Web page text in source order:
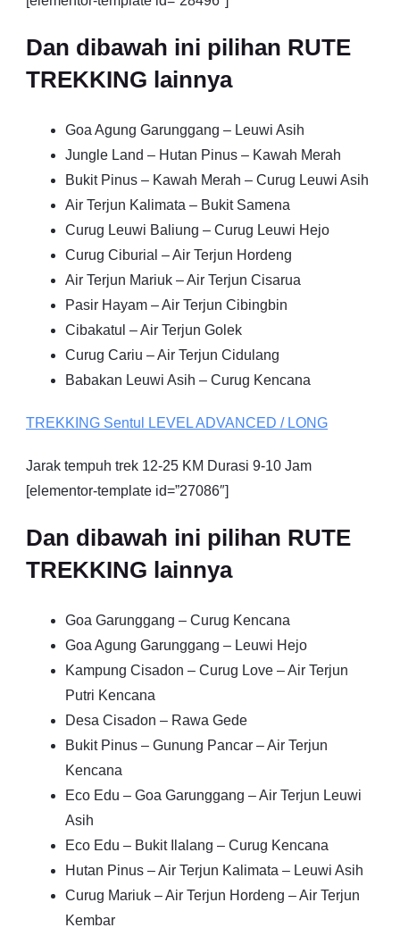
Dan dibawah ini pilihan RUTE
TREKKING lainnya
Goa Agung Garunggang – Leuwi Asih
Jungle Land – Hutan Pinus – Kawah Merah
Bukit Pinus – Kawah Merah – Curug Leuwi Asih
Air Terjun Kalimata – Bukit Samena
Curug Leuwi Baliung – Curug Leuwi Hejo
Curug Ciburial – Air Terjun Hordeng
Air Terjun Mariuk – Air Terjun Cisarua
Pasir Hayam – Air Terjun Cibingbin
Cibakatul – Air Terjun Golek
Curug Cariu – Air Terjun Cidulang
Babakan Leuwi Asih – Curug Kencana
TREKKING Sentul LEVEL ADVANCED / LONG
Jarak tempuh trek 12-25 KM Durasi 9-10 Jam
[elementor-template id=”27086″]
Dan dibawah ini pilihan RUTE
TREKKING lainnya
Goa Garunggang – Curug Kencana
Goa Agung Garunggang – Leuwi Hejo
Kampung Cisadon – Curug Love – Air Terjun
Putri Kencana
Desa Cisadon – Rawa Gede
Bukit Pinus – Gunung Pancar – Air Terjun
Kencana
Eco Edu – Goa Garunggang – Air Terjun Leuwi
Asih
Eco Edu – Bukit Ilalang – Curug Kencana
Hutan Pinus – Air Terjun Kalimata – Leuwi Asih
Curug Mariuk – Air Terjun Hordeng – Air Terjun
Kembar